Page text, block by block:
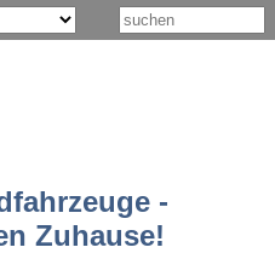
-
Zuhause!